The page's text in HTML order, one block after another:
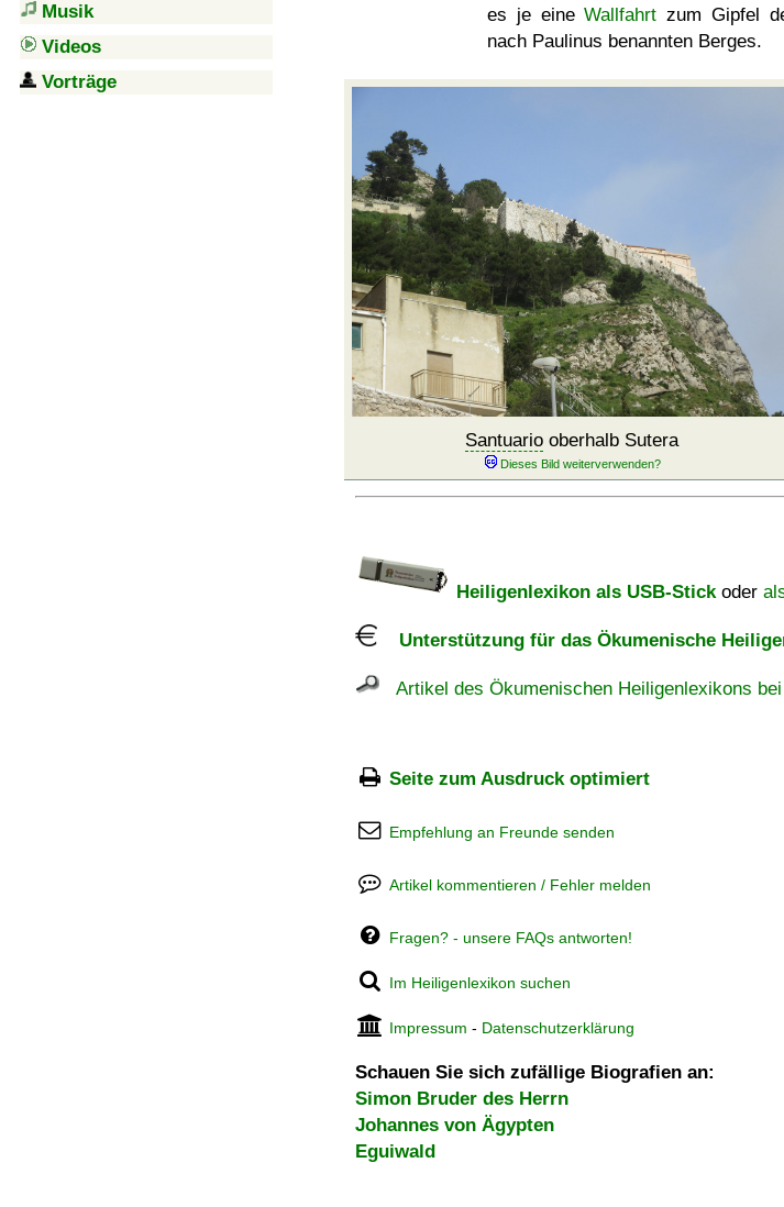
Musik
Videos
Vorträge
es je eineWallfahrt zum Gipfel
nach Paulinus benannten Berges.
Santuario oberhalb Sutera
Heiligenlexikon als USB-Stickoder
Unterstützung für das Ökumenische
Artikel des Ökumenischen Heiligenlexikons
Seite zum Ausdruck optimiert
Empfehlung an Freunde senden
Artikel kommentieren / Fehler melden
Fragen? - unsere FAQs antworten!
Im Heiligenlexikon suchen
Impressum - Datenschutzerklärung
Schauen Sie sich zufällige Biografien an:
Simon Bruder des Herrn
Johannes von Ägypten
Eguiwald